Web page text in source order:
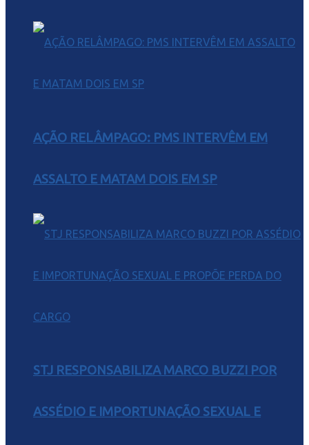
AÇÃO RELÂMPAGO: PMS INTERVÊM EM
ASSALTO E MATAM DOIS EM SP
STJ RESPONSABILIZA MARCO BUZZI POR
ASSÉDIO E IMPORTUNAÇÃO SEXUAL E